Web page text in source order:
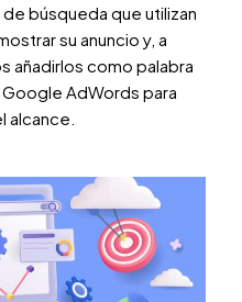
búsqueda que utilizan
su anuncio y, a
añadirlos como palabra
AdWords para
alcance.